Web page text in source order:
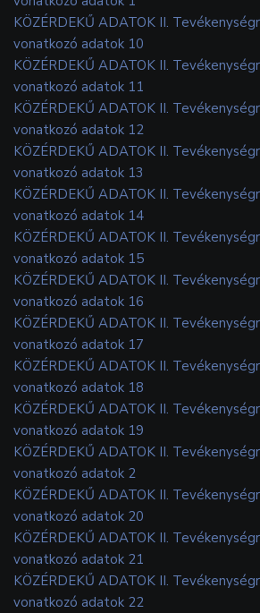
KÖZÉRDEKŰ ADATOK II.
vonatkozó adatok 10
KÖZÉRDEKŰ ADATOK II.
vonatkozó adatok 11
KÖZÉRDEKŰ ADATOK II.
vonatkozó adatok 12
KÖZÉRDEKŰ ADATOK II.
vonatkozó adatok 13
KÖZÉRDEKŰ ADATOK II.
vonatkozó adatok 14
KÖZÉRDEKŰ ADATOK II.
vonatkozó adatok 15
KÖZÉRDEKŰ ADATOK II.
vonatkozó adatok 16
KÖZÉRDEKŰ ADATOK II.
vonatkozó adatok 17
KÖZÉRDEKŰ ADATOK II.
vonatkozó adatok 18
KÖZÉRDEKŰ ADATOK II.
vonatkozó adatok 19
KÖZÉRDEKŰ ADATOK II.
vonatkozó adatok 2
KÖZÉRDEKŰ ADATOK II.
vonatkozó adatok 20
KÖZÉRDEKŰ ADATOK II.
vonatkozó adatok 21
KÖZÉRDEKŰ ADATOK II.
vonatkozó adatok 22